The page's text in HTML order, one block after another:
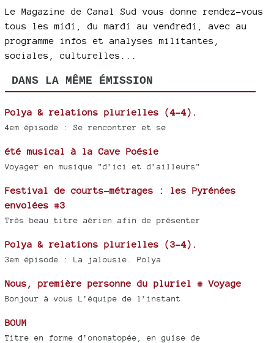
Le Magazine de Canal Sud vous donne rendez-vous
tous les midi, du mardi au vendredi, avec au
programme infos et analyses militantes,
sociales, culturelles...
DANS LA MÊME ÉMISSION
Polya & relations plurielles (4-4).
4em épisode : Se rencontrer et se
été musical à la Cave Poésie
Voyager en musique "d’ici et d’ailleurs"
Festival de courts-métrages : les Pyrénées
envolées #3
Très beau titre aérien afin de présenter
Polya & relations plurielles (3-4).
3em épisode : La jalousie. Polya
Nous, première personne du pluriel # Voyage
Bonjour à vous L’équipe de l’instant
BOUM
Titre en forme d’onomatopée, en guise de